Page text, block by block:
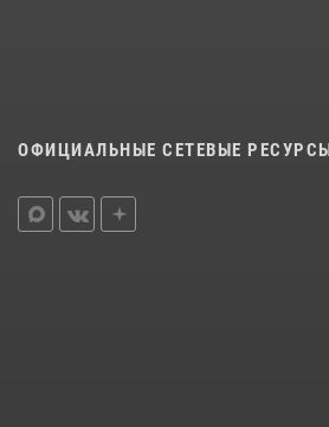
ОФИЦИАЛЬНЫЕ СЕТЕВЫЕ